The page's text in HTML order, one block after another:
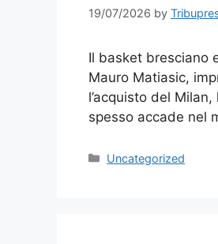
19/07/2026 by
Il basket bresciano
Mauro Matiasic,
l’acquisto del
spesso accade nel
Categories
Uncategorized